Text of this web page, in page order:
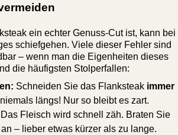
ein echter Genuss-Cut ist, kann bei
schiefgehen. Viele dieser Fehler sind
– wenn man die Eigenheiten dieses
die häufigsten Stolperfallen:
Schneiden Sie das Flanksteak immer
längs! Nur so bleibt es zart.
Das Fleisch wird schnell zäh. Braten Sie
an – lieber etwas kürzer als zu lange.